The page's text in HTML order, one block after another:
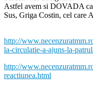
Astfel avem si DOVADA
Sus, Griga Costin, cel
http://
la-circulatie-a-ajuns-la-
http://
reactiunea.html